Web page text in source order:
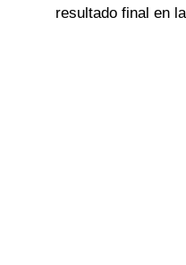
resultado final en